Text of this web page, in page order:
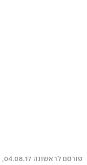
פורסם לראשונה 04.08.17, 07:43